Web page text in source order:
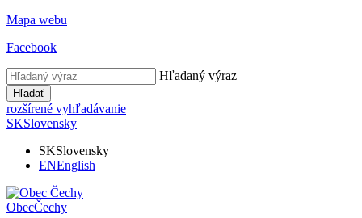
Mapa webu
Facebook
Hľadaný výraz
Hľadať
rozšírené vyhľadávanie
SKSlovensky
SKSlovensky
ENEnglish
ObecČechy